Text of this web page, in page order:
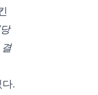
.